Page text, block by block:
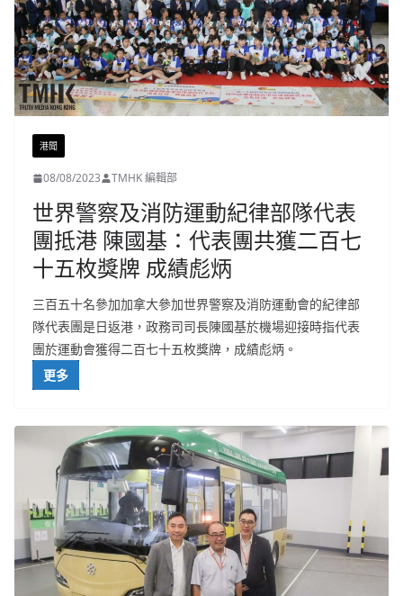
港聞
08/08/2023 TMHK 編輯部
世界警察及消防運動紀律部隊代表
團抵港 陳國基：代表團共獲二百七
十五枚獎牌 成績彪炳
三百五十名參加加拿大參加世界警察及消防運動會的紀律部
隊代表團是日返港，政務司司長陳國基於機場迎接時指代表
團於運動會獲得二百七十五枚獎牌，成績彪炳。
更多